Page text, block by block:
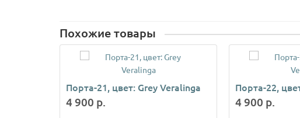
Похожие товары
Порта-21, цвет: Grey Veralinga
4 900 р.
Порта-22,
4 900 р.